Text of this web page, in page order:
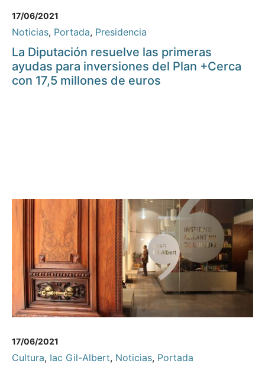
17/06/2021
Noticias, Portada, Presidencia
La Diputación resuelve las primeras
ayudas para inversiones del Plan +Cerca
con 17,5 millones de euros
17/06/2021
Cultura, Iac Gil-Albert, Noticias, Portada